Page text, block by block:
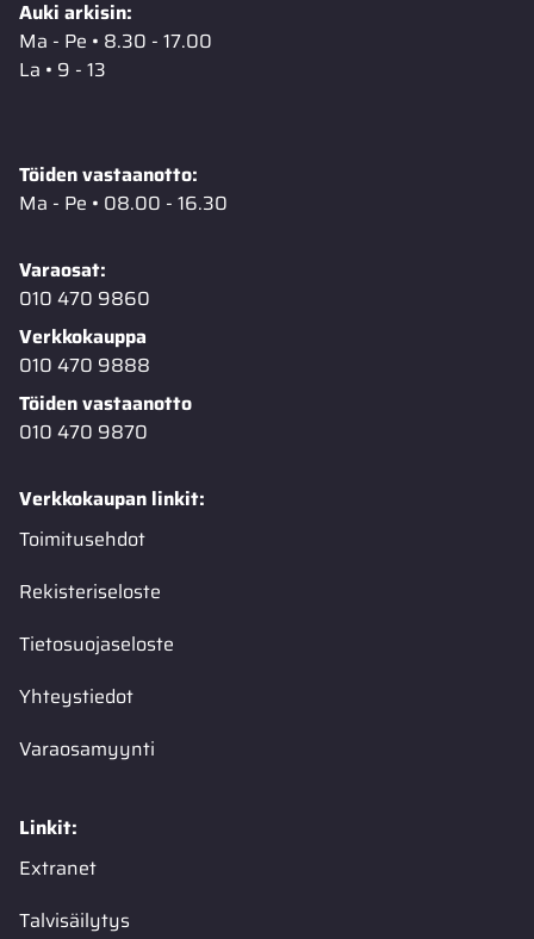
Auki arkisin:
Ma - Pe • 8.30 - 17.00
La • 9 - 13
Töiden vastaanotto:
Ma - Pe • 08.00 - 16.30
Varaosat:
010 470 9860
Verkkokauppa
010 470 9888
Töiden vastaanotto
010 470 9870
Verkkokaupan linkit:
Toimitusehdot
Rekisteriseloste
Tietosuojaseloste
Yhteystiedot
Varaosamyynti
Linkit:
Extranet
Talvisäilytys